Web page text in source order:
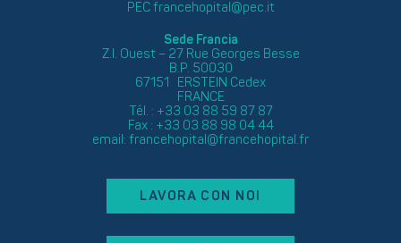
PECfrancehopital@pec.it
Sede Francia
Z.I. Ouest – 27 Rue Georges Besse
B.P. 50030
67151 ERSTEIN Cedex
FRANCE
Tél. : +33 03 88 59 87 87
Fax : +33 03 88 98 04 44
email: francehopital@francehopital.fr
LAVORA CON NOI